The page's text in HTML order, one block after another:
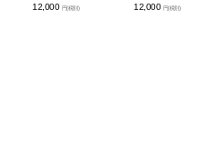
12,000 円(税別)
12,000 円(税別)